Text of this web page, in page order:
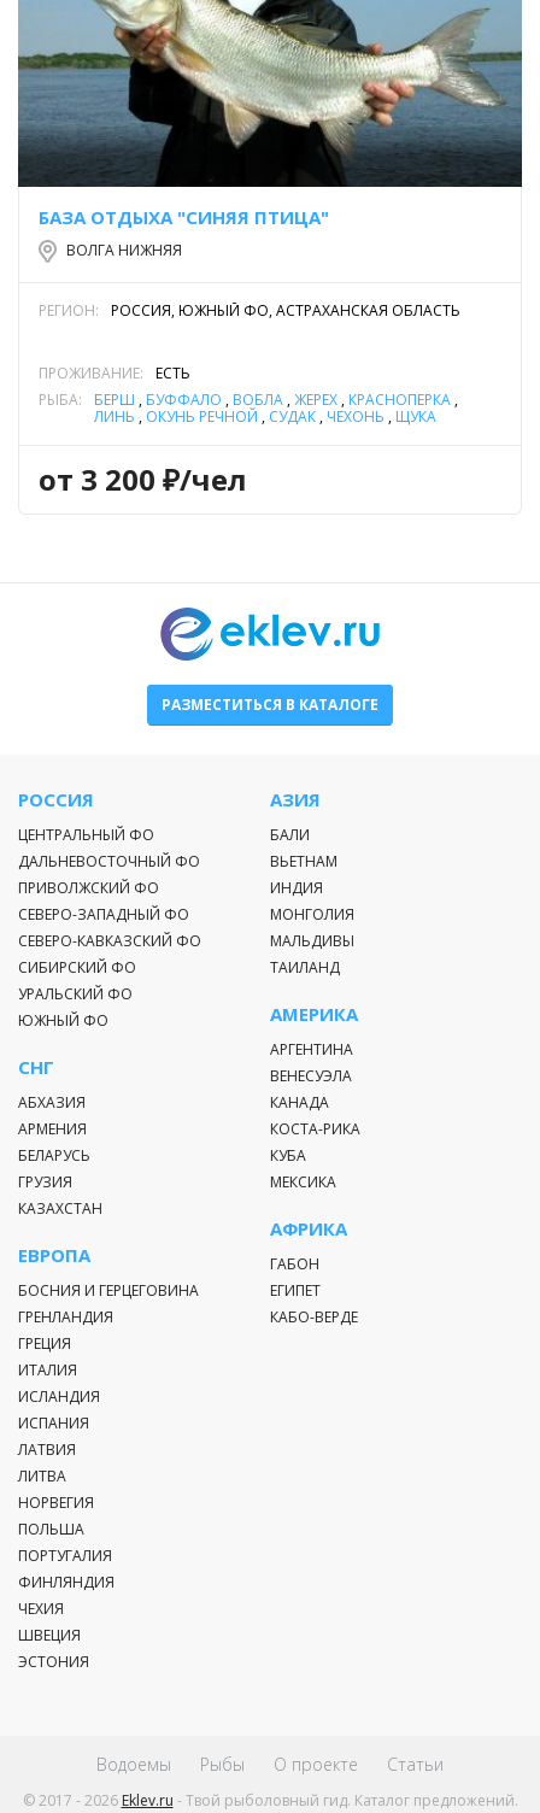
БАЗА ОТДЫХА "СИНЯЯ ПТИЦА"
ВОЛГА НИЖНЯЯ
РЕГИОН: РОССИЯ, ЮЖНЫЙ ФО, АСТРАХАНСКАЯ ОБЛАСТЬ
ПРОЖИВАНИЕ:
ЕСТЬ
РЫБА:
БЕРШ , БУФФАЛО , ВОБЛА ,ЖЕРЕХ , КРАСНОПЕРКА ,
ЛИНЬ , ОКУНЬ РЕЧНОЙ , СУДАК , ЧЕХОНЬ , ЩУКА
от 3 200 ₽/чел
РАЗМЕСТИТЬСЯ В КАТАЛОГЕ
РОССИЯ
ЦЕНТРАЛЬНЫЙ ФО
ДАЛЬНЕВОСТОЧНЫЙ ФО
ПРИВОЛЖСКИЙ ФО
СЕВЕРО-ЗАПАДНЫЙ ФО
СЕВЕРО-КАВКАЗСКИЙ ФО
СИБИРСКИЙ ФО
УРАЛЬСКИЙ ФО
ЮЖНЫЙ ФО
СНГ
АБХАЗИЯ
АРМЕНИЯ
БЕЛАРУСЬ
ГРУЗИЯ
КАЗАХСТАН
ЕВРОПА
БОСНИЯ И ГЕРЦЕГОВИНА
ГРЕНЛАНДИЯ
ГРЕЦИЯ
ИТАЛИЯ
ИСЛАНДИЯ
ИСПАНИЯ
ЛАТВИЯ
ЛИТВА
НОРВЕГИЯ
ПОЛЬША
ПОРТУГАЛИЯ
ФИНЛЯНДИЯ
ЧЕХИЯ
ШВЕЦИЯ
ЭСТОНИЯ
АЗИЯ
БАЛИ
ВЬЕТНАМ
ИНДИЯ
МОНГОЛИЯ
МАЛЬДИВЫ
ТАИЛАНД
АМЕРИКА
АРГЕНТИНА
ВЕНЕСУЭЛА
КАНАДА
КОСТА-РИКА
КУБА
МЕКСИКА
АФРИКА
ГАБОН
ЕГИПЕТ
КАБО-ВЕРДЕ
© 2017 - 2026 Eklev.ru - Твой рыболовный гид. Каталог предложений.
Водоемы Рыбы О проекте Статьи